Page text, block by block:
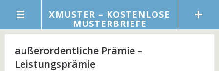
XMUSTER – KOSTENLOSE
MUSTERBRIEFE
außerordentliche Prämie –
Leistungsprämie